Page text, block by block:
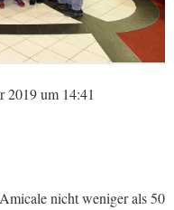
2019 um 14:41
nicht weniger als 50